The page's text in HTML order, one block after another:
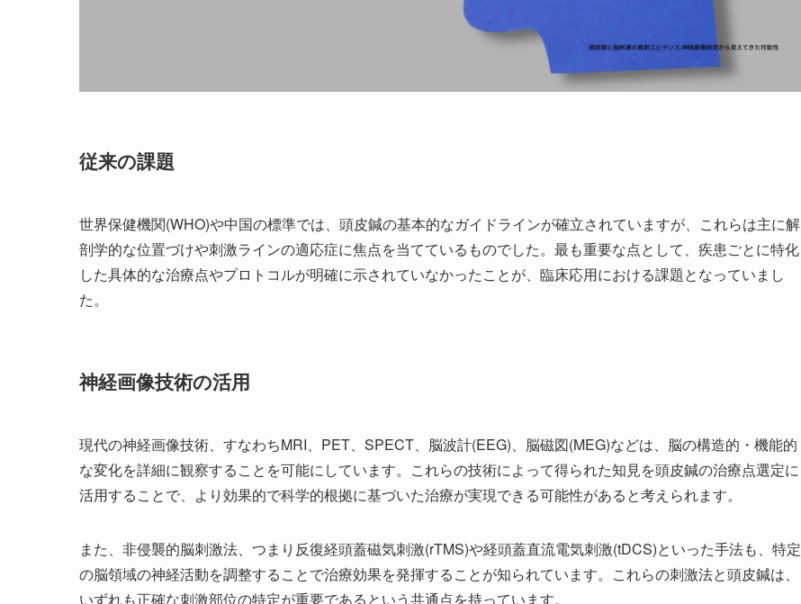
従来の課題
世界保健機関(WHO)や中国の標準では、頭皮鍼の基本的なガイドラインが確立されていますが、これらは主に解
剖学的な位置づけや刺激ラインの適応症に焦点を当てているものでした。最も重要な点として、疾患ごとに特化
した具体的な治療点やプロトコルが明確に示されていなかったことが、臨床応用における課題となっていまし
た。
神経画像技術の活用
現代の神経画像技術、すなわちMRI、PET、SPECT、脳波計(EEG)、脳磁図(MEG)などは、脳の構造的・機能的
な変化を詳細に観察することを可能にしています。これらの技術によって得られた知見を頭皮鍼の治療点選定に
活用することで、より効果的で科学的根拠に基づいた治療が実現できる可能性があると考えられます。
また、非侵襲的脳刺激法、つまり反復経頭蓋磁気刺激(rTMS)や経頭蓋直流電気刺激(tDCS)といった手法も、特定
の脳領域の神経活動を調整することで治療効果を発揮することが知られています。これらの刺激法と頭皮鍼は、
いずれも正確な刺激部位の特定が重要であるという共通点を持っています。